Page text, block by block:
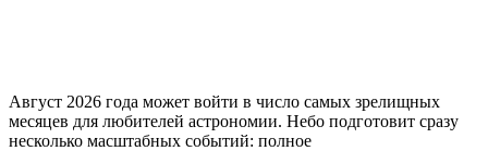
Август 2026 года может войти в число самых зрелищных
месяцев для любителей астрономии. Небо подготовит сразу
несколько масштабных событий: полное